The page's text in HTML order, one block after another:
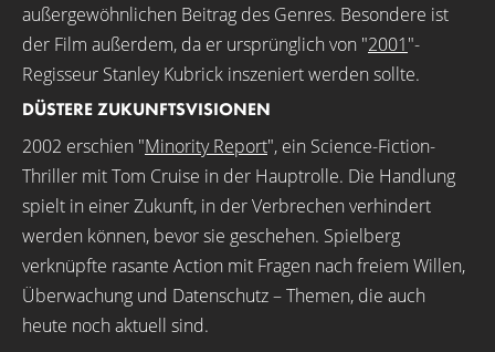
außergewöhnlichen Beitrag des Genres. Besondere ist
der Film außerdem, da er ursprünglich von "2001"-
Regisseur Stanley Kubrick inszeniert werden sollte.
DÜSTERE ZUKUNFTSVISIONEN
2002 erschien "Minority Report", ein Science-Fiction-
Thriller mit Tom Cruise in der Hauptrolle. Die Handlung
spielt in einer Zukunft, in der Verbrechen verhindert
werden können, bevor sie geschehen. Spielberg
verknüpfte rasante Action mit Fragen nach freiem Willen,
Überwachung und Datenschutz – Themen, die auch
heute noch aktuell sind.